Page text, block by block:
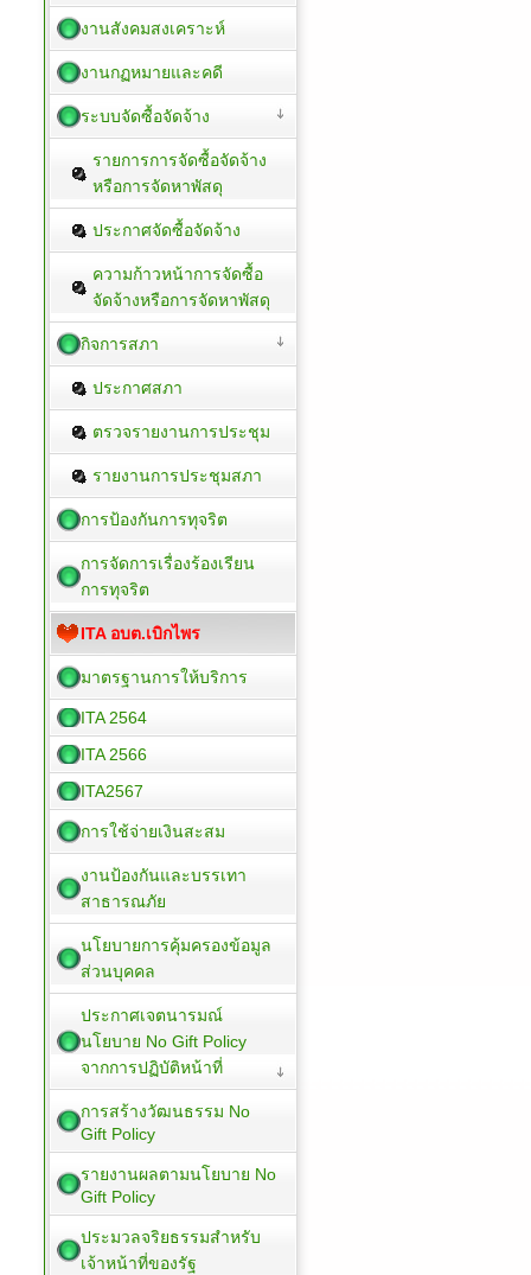
งานสังคมสงเคราะห์
งานกฏหมายและคดี
ระบบจัดซื้อจัดจ้าง
รายการการจัดซื้อจัดจ้าง
หรือการจัดหาพัสดุ
ประกาศจัดซื้อจัดจ้าง
ความก้าวหน้าการจัดซื้อ
จัดจ้างหรือการจัดหาพัสดุ
กิจการสภา
ประกาศสภา
ตรวจรายงานการประชุม
รายงานการประชุมสภา
การป้องกันการทุจริต
การจัดการเรื่องร้องเรียน
การทุจริต
ITA อบต.เบิกไพร
มาตรฐานการให้บริการ
ITA 2564
ITA 2566
ITA2567
การใช้จ่ายเงินสะสม
งานป้องกันและบรรเทา
สาธารณภัย
นโยบายการคุ้มครองข้อมูล
ส่วนบุคคล
ประกาศเจตนารมณ์
นโยบาย No Gift Policy
จากการปฏิบัติหน้าที่
การสร้างวัฒนธรรม No
Gift Policy
รายงานผลตามนโยบาย No
Gift Policy
ประมวลจริยธรรมสำหรับ
เจ้าหน้าที่ของรัฐ